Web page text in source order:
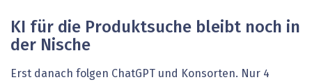
KI für die Produktsuche bleibt noch in
der Nische
Erst danach folgen ChatGPT und Konsorten. Nur 4